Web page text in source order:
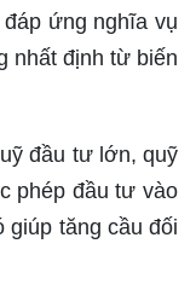
ứng nghĩa vụ
nhất định từ biến
đầu tư lớn, quỹ
phép đầu tư vào
giúp tăng cầu đối